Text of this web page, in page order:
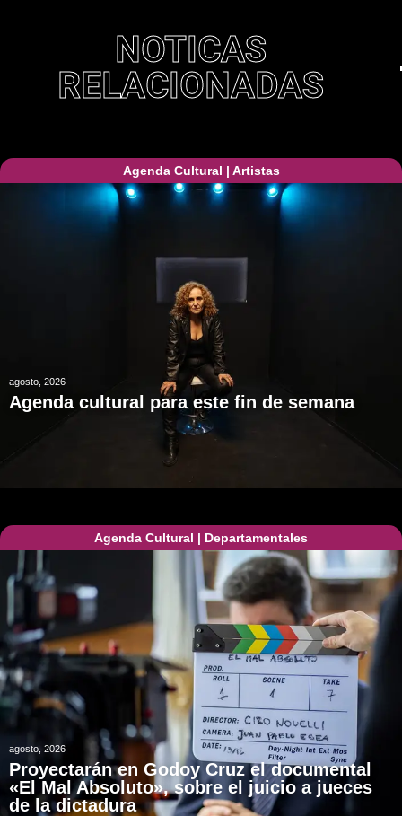
NOTICAS
RELACIONADAS
Agenda Cultural | Artistas
agosto, 2026
Agenda cultural para este fin de semana
Agenda Cultural | Departamentales
agosto, 2026
Proyectarán en Godoy Cruz el documental
«El Mal Absoluto», sobre el juicio a jueces
de la dictadura